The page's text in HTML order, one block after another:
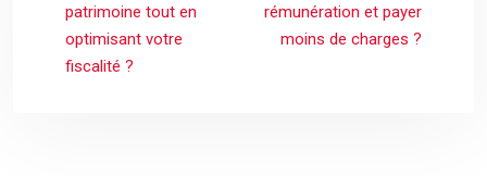
patrimoine tout en
optimisant votre
fiscalité ?
rémunération et payer
moins de charges ?